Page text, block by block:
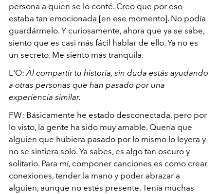
persona a quien se lo conté. Creo que por eso
estaba tan emocionada [en ese momento]. No podía
guardármelo. Y curiosamente, ahora que ya se sabe,
siento que es casi más fácil hablar de ello. Ya no es
un secreto. Me siento más tranquila.
L'O: Al compartir tu historia, sin duda estás ayudando
a otras personas que han pasado por una
experiencia similar.
FW: Básicamente he estado desconectada, pero por
lo visto, la gente ha sido muy amable. Quería que
alguien que hubiera pasado por lo mismo lo leyera y
no se sintiera solo. Ya sabes, es algo tan oscuro y
solitario. Para mí, componer canciones es como crear
conexiones, tender la mano y poder abrazar a
alguien, aunque no estés presente. Tenía muchas